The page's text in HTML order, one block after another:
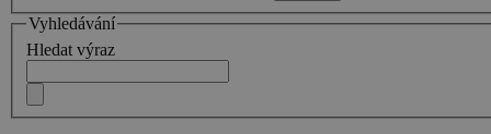
Vyhledávání
Hledat výraz